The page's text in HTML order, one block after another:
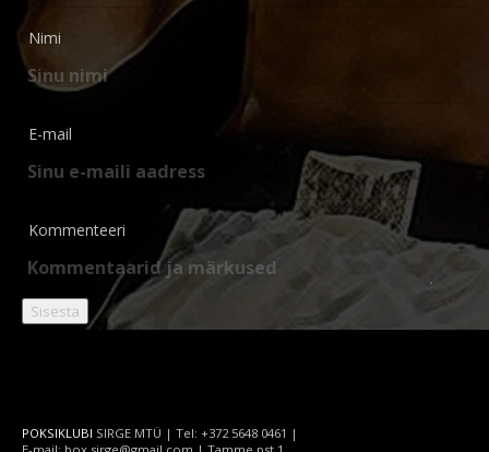
Nimi
E-mail
Kommenteeri
POKSIKLUBI SIRGE MTÜ | Tel: +372 5648 0461 |